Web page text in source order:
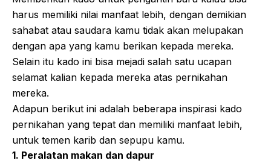
harus memiliki nilai manfaat lebih, dengan demikian
sahabat atau saudara kamu tidak akan melupakan
dengan apa yang kamu berikan kepada mereka.
Selain itu kado ini bisa mejadi salah satu ucapan
selamat kalian kepada mereka atas pernikahan
mereka.
Adapun berikut ini adalah beberapa inspirasi kado
pernikahan yang tepat dan memiliki manfaat lebih,
untuk temen karib dan sepupu kamu.
1. Peralatan makan dan dapur